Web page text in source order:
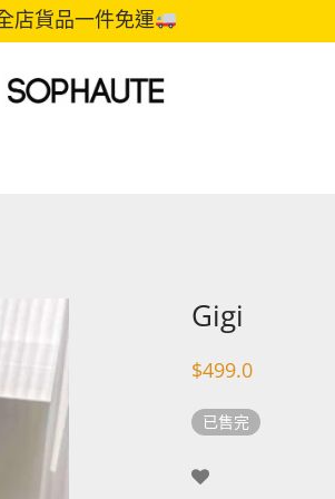
店貨品一件免運
Gigi
$499.0
已售完